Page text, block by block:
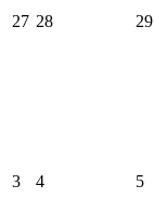
27 28 29
3 4 5